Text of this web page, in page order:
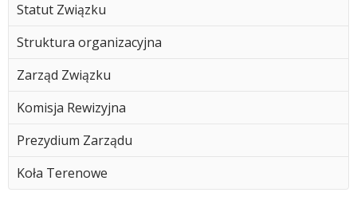
Statut Związku
Struktura organizacyjna
Zarząd Związku
Komisja Rewizyjna
Prezydium Zarządu
Koła Terenowe